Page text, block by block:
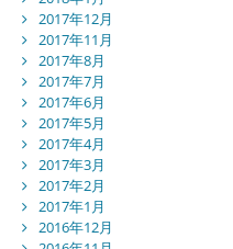
2017年12月
2017年11月
2017年8月
2017年7月
2017年6月
2017年5月
2017年4月
2017年3月
2017年2月
2017年1月
2016年12月